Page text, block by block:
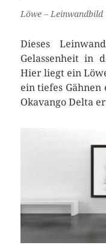
Löwe – Leinwandbild
Dieses
Gelassenheit in
Hier liegt ein
ein tiefes
Okavango Delta